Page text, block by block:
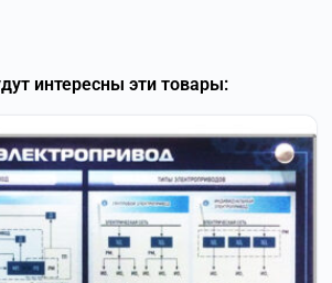
интересны эти товары: